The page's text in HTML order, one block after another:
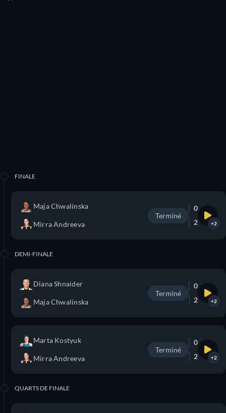
FINALE
Maja Chwalinska
Mirra Andreeva
Terminé
0
2
+2
DEMI-FINALE
Diana Shnaider
Maja Chwalinska
Terminé
0
2
+2
Marta Kostyuk
Mirra Andreeva
Terminé
0
2
+2
QUARTS DE FINALE